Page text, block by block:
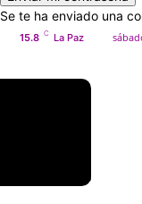
Se te ha enviado una
15.8 C La Paz